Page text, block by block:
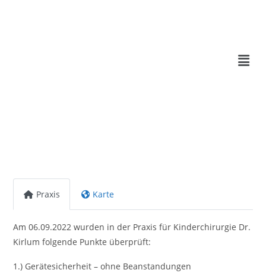
Praxis Karte
Am 06.09.2022 wurden in der Praxis für Kinderchirurgie Dr.
Kirlum folgende Punkte überprüft:
1.) Gerätesicherheit – ohne Beanstandungen